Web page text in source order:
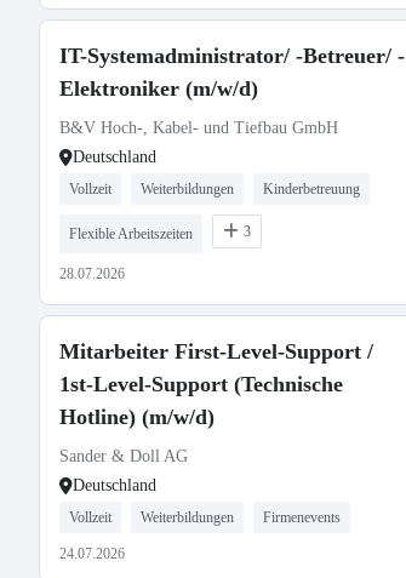
IT-Systemadministrator/ -Betreuer/ -
Elektroniker (m/w/d)
B&V Hoch-, Kabel- und Tiefbau GmbH
Deutschland
Vollzeit Weiterbildungen Kinderbetreuung
Flexible Arbeitszeiten 3
28.07.2026
Mitarbeiter First-Level-Support /
1st-Level-Support (Technische
Hotline) (m/w/d)
Sander & Doll AG
Deutschland
Vollzeit Weiterbildungen Firmenevents
24.07.2026